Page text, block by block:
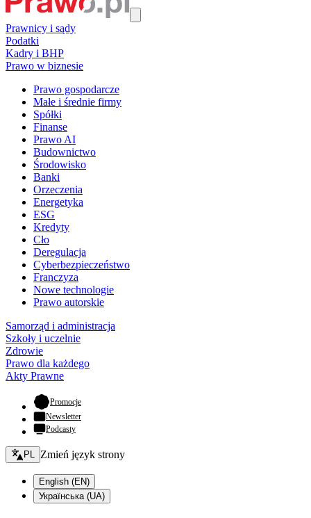
Prawnicy i sądy
Podatki
Kadry i BHP
Prawo w biznesie
Prawo gospodarcze
Małe i średnie firmy
Spółki
Finanse
Prawo AI
Budownictwo
Środowisko
Banki
Orzeczenia
Energetyka
ESG
Kredyty
Cło
Deregulacja
Cyberbezpieczeństwo
Franczyza
Nowe technologie
Prawo autorskie
Samorząd i administracja
Szkoły i uczelnie
Zdrowie
Prawo dla każdego
Akty Prawne
Promocje- otwiera się w nowej karcie
Newsletter
Podcasty
Zmień język - bieżący:
PL Zmień język strony
English (EN)
Українська (UA)